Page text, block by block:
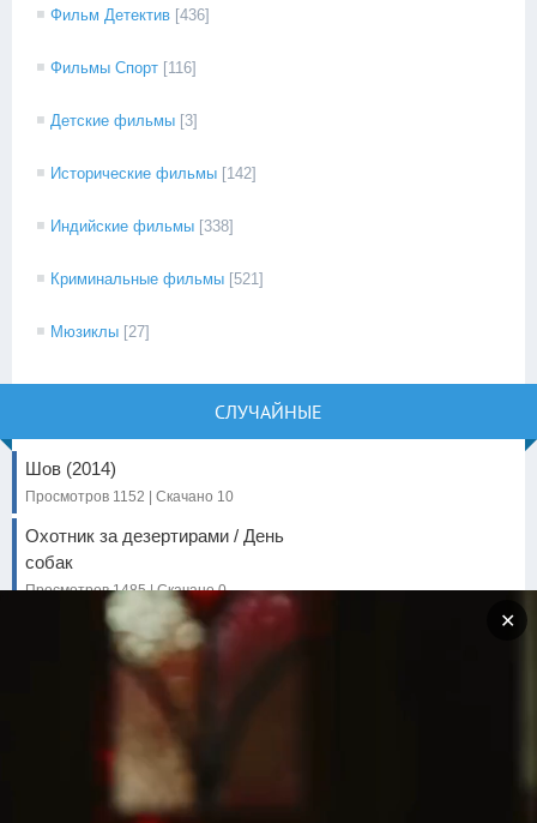
Фильм Детектив [436]
Фильмы Спорт [116]
Детские фильмы [3]
Исторические фильмы [142]
Индийские фильмы [338]
Криминальные фильмы [521]
Мюзиклы [27]
СЛУЧАЙНЫЕ
Шов (2014)
Просмотров 1152 | Скачано 10
Охотник за дезертирами / День
собак
Просмотров 1485 | Скачано 0
Миньоны: Грювитация (2022)
Просмотров 959 | Скачано 0
Проклятие монахини 2
Евангелион (1995)
✕